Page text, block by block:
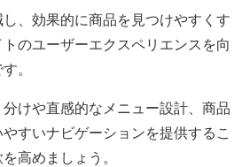
、効果的に商品を見つけやすくす
のユーザーエクスペリエンスを向
。
けや直感的なメニュー設計、商品
すいナビゲーションを提供するこ
高めましょう。